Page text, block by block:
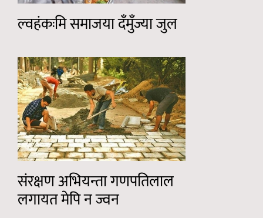
ल्वहंकःमि समाजया दँमुँज्या जुल
संरक्षण अभियन्ता गणपतिलाल
लगायत मेपि न ज्वन